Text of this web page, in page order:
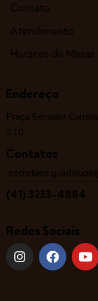
Contato
Atendimento
Horários de Missas
Endereço
Praça Senador
210
Contatos
(41) 3233-4884
Redes Sociais